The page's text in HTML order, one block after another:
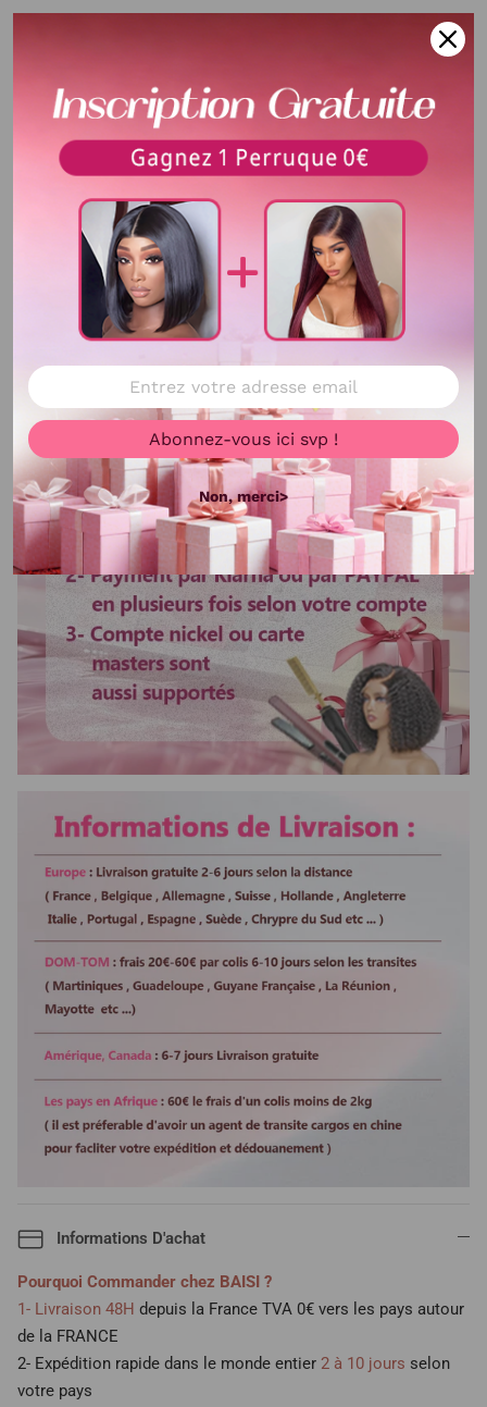
Matériaux De Cheveux 100% Cheveux Humains
Taille
Tissage:16" 16" 16" frontal:12"
Tissage:20" 20" 20"
frontal:14" Tissage:26"
26" 26"frontal:20"
Lot 9 tissages +3 frontals
Type de cheveux Cheveux brésiliens
Lisse, body wave,looose wave,
natural wave,deep wave, curly,
kinky straight
Délai de livraison 3-5 jours Ouvrables
Plus de 3 ans avec de bons
Couleur de cheveux Noir naturel
Cheveux Weft
Vente en gros
Si vous voulez changer le
modèle ou la taille, veuillez
contacter le service clientelle
16624731330
Colorer ou blanchir Oui
Voir plus
Informations D'achat
Pourquoi Commander chez BAISI ?
1- Livraison 48H depuis la France TVA 0€ vers les pays autour
de la FRANCE
2- Expédition rapide dans le monde entier 2 à 10 jours selon
votre pays
Abonnez-vous ici svp !
Non, merci>